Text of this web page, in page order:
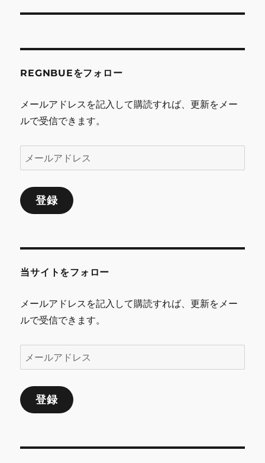
ー
投
REGNBUEをフォロー
メールアドレスを記入して購読すれば、更新をメー
ルで受信できます。
ー
ル
ア
ス
登録
当サイトをフォロー
メールアドレスを記入して購読すれば、更新をメー
ルで受信できます。
ー
ル
ア
ス
登録